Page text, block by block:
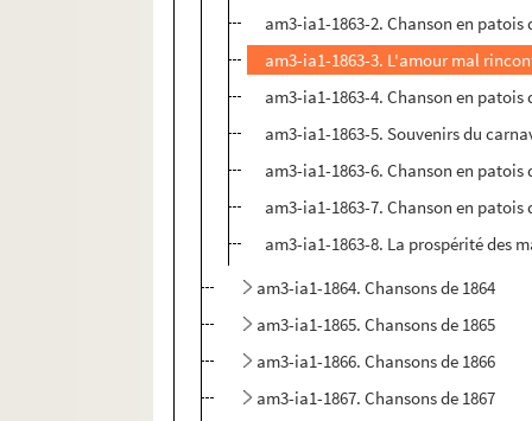
am3-ia1-1863-2. Chanson en
am3-ia1-1863-3. L'amour mal
am3-ia1-1863-4. Chanson en patois
am3-ia1-1863-5. Souvenirs du
am3-ia1-1863-6. Chanson en patois
am3-ia1-1863-7. Chanson en patois
am3-ia1-1863-8. La prospérité des
am3-ia1-1864. Chansons de 1864
am3-ia1-1865. Chansons de 1865
am3-ia1-1866. Chansons de 1866
am3-ia1-1867. Chansons de 1867